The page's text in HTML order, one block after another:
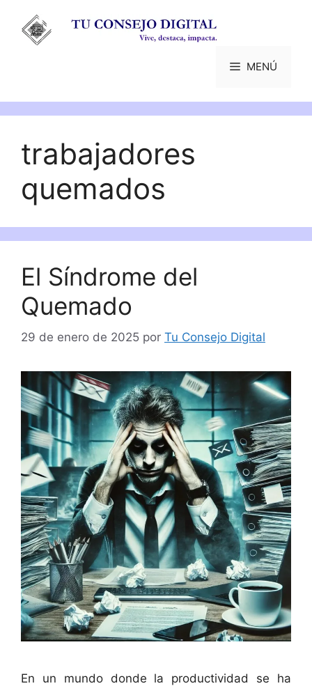
contenido
MENÚ
trabajadores
quemados
El Síndrome del
Quemado
29 de enero de 2025 por Tu Consejo Digital
En un mundo donde la productividad se ha